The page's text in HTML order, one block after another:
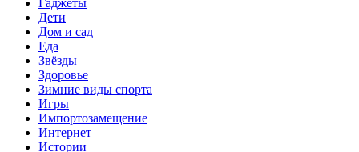
Дети
Дом и сад
Еда
Звёзды
Здоровье
Зимние виды спорта
Игры
Импортозамещение
Интернет
Истории